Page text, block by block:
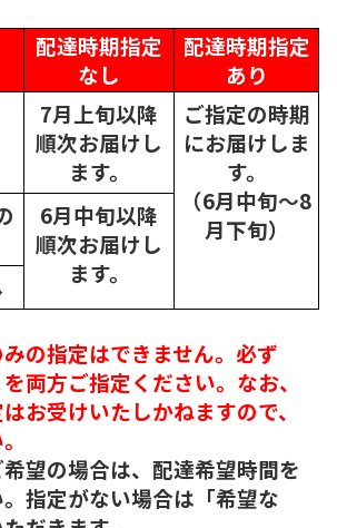
配達時期指定
なし
配達時期指定
あり
7月上旬以降
順次お届けし
ます。
ご指定の時期
にお届けしま
す。
（6月中旬～8
月下旬）
6月中旬以降
順次お届けし
ます。
の指定はできません。必ず
を両方ご指定ください。なお、
お受けいたしかねますので、
望の場合は、配達希望時間を
指定がない場合は「希望な